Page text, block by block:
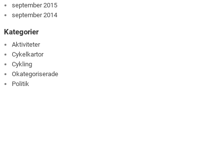
september 2015
september 2014
Kategorier
Aktiviteter
Cykelkartor
Cykling
Okategoriserade
Politik